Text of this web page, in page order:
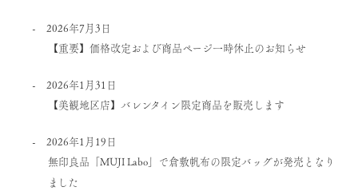
2026年7月3日
【重要】価格改定および商品ページ一時休止のお知らせ
2026年1月31日
【美観地区店】バレンタイン限定商品を販売します
2026年1月19日
無印良品「MUJI Labo」で倉敷帆布の限定バッグが発売となり
ました